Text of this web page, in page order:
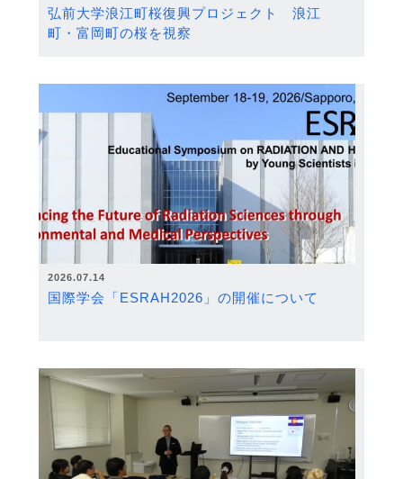
弘前大学浪江町桜復興プロジェクト 浪江
町・富岡町の桜を視察
2026.07.14
国際学会「ESRAH2026」の開催について